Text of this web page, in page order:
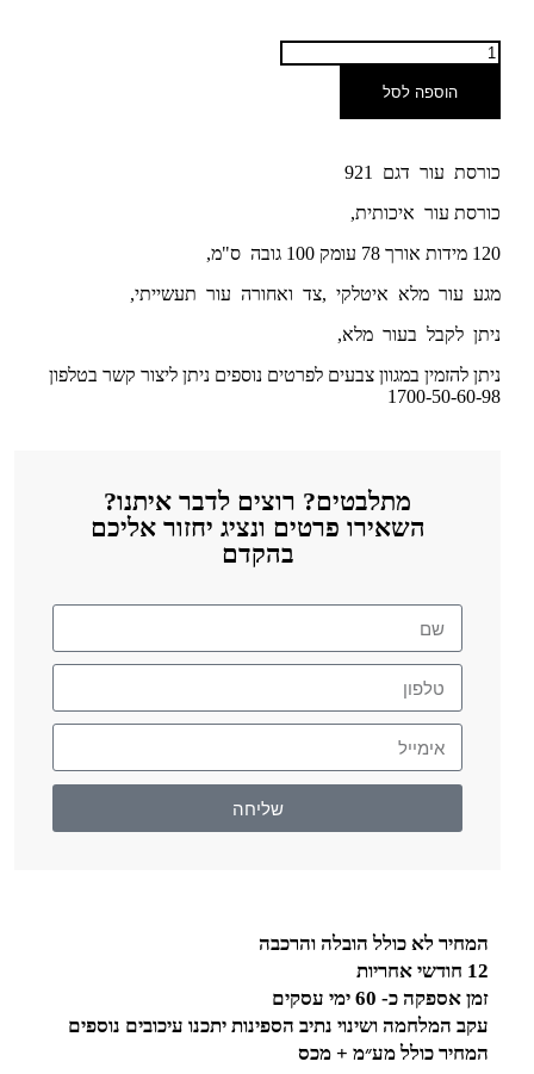
הוספה לסל
כורסת עור דגם 921
כורסת עור איכותית,
120 מידות אורך 78 עומק 100 גובה ס"מ,
מגע עור מלא איטלקי ,צד ואחורה עור תעשייתי,
ניתן לקבל בעור מלא,
ניתן להזמין במגוון צבעים לפרטים נוספים ניתן ליצור קשר בטלפון
1700-50-60-98
מתלבטים? רוצים לדבר איתנו?
השאירו פרטים ונציג יחזור אליכם
בהקדם
שליחה
המחיר לא כולל הובלה והרכבה
12 חודשי אחריות
זמן אספקה כ- 60 ימי עסקים
עקב המלחמה ושינוי נתיב הספינות יתכנו עיכובים נוספים
המחיר כולל מע״מ + מכס